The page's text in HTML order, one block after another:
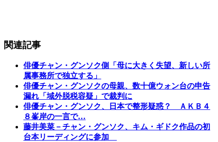
関連記事
俳優チャン・グンソク側「母に大きく失望、新しい所
属事務所で独立する」
俳優チャン・グンソクの母親、数十億ウォン台の申告
漏れ「域外脱税容疑」で裁判に
俳優チャン・グンソク、日本で整形疑惑？ ＡＫＢ４
８峯岸の一言で…
藤井美菜－チャン・グンソク、キム・ギドク作品の初
台本リーディングに参加